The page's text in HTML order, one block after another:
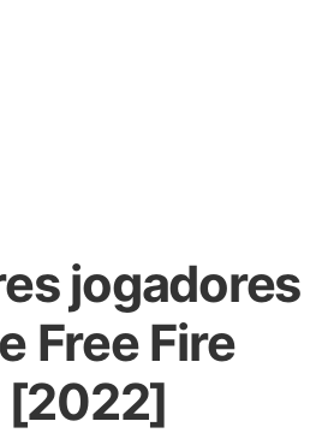
jogadores
Free Fire
[2022]